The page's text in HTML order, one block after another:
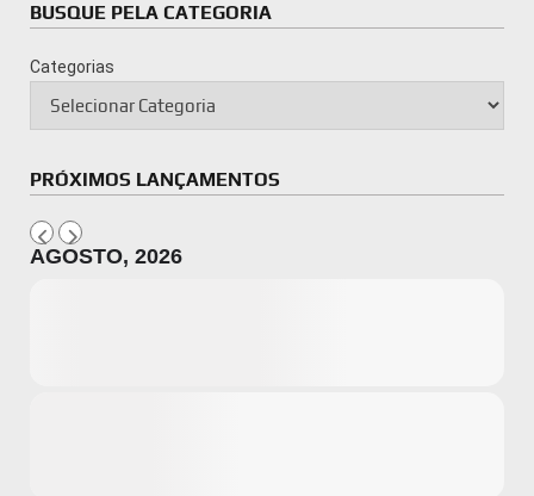
BUSQUE PELA CATEGORIA
Categorias
PRÓXIMOS LANÇAMENTOS
AGOSTO, 2026